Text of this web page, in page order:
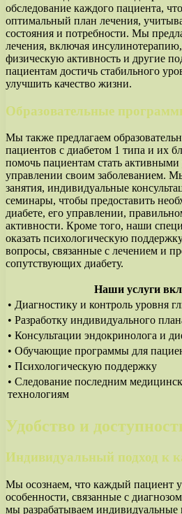
обследование каждого пациента,
оптимальный план лечения,
состояния и потребности. Мы
лечения, включая
физическую активность и другие
пациентам достичь стабильного
улучшить качество жизни.
Образовательные
Мы также предлагаем
пациентов с диабетом 1 типа и их
помочь пациентам стать активными
управлении своим заболеванием.
занятия, индивидуальные
семинары, чтобы предоставить
диабете, его управлении,
активности. Кроме того, наши
оказать психологическую
вопросы, связанные с лечением и
сопутствующих диабету.
Наши услуги
• Диагностику и контроль уровня
• Разработку индивидуального
• Консультации эндокринолога и
• Обучающие программы для
• Психологическую поддержку
• Следование последним
технологиям
Удобство и
Индивидуальный подход к
Мы осознаем, что каждый пациент
особенности, связанные с
мы разрабатываем